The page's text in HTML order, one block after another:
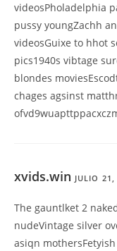
videosPholadelphia
pussy youngZachh
videosGuixe to hhot
pics1940s vibtage
blondes
chages agsinst
xvids.win JULIO 21,
The gauntlket 2
nudeVintage silver
asiqn